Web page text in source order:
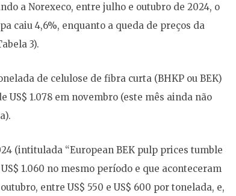
a Norexeco, entre julho e outubro de 2024, o
caiu 4,6%, enquanto a queda de preços da
3).
de celulose de fibra curta (BHKP ou BEK)
US$ 1.078 em novembro (este mês ainda não
(intitulada “European BEK pulp prices tumble
1.060 no mesmo período e que aconteceram
entre US$ 550 e US$ 600 por tonelada, e,